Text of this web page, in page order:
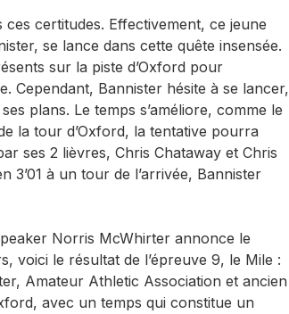
certitudes. Effectivement, ce jeune
se lance dans cette quête insensée.
sur la piste d’Oxford pour
Cependant, Bannister hésite à se lancer,
plans. Le temps s’améliore, comme le
la tour d’Oxford, la tentative pourra
ses 2 lièvres, Chris Chataway et Chris
3’01 à un tour de l’arrivée, Bannister
Norris McWhirter annonce le
voici le résultat de l’épreuve 9, le Mile :
Amateur Athletic Association et ancien
avec un temps qui constitue un